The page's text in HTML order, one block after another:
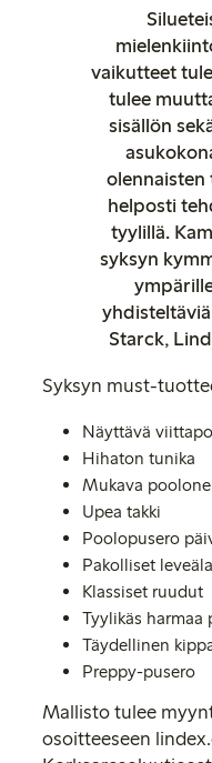
vaikutteet
tulee
sisällön
helposti
tyylillä.
syksyn
Starck,
Syksyn must-
Näyttävä
Hihaton tunika
Mukava
Upea takki
Poolopusero
Pakolliset
Klassiset ruudut
Tyylikäs harmaa
Täydellinen
Preppy-pusero
Mallisto tulee
osoitteeseen